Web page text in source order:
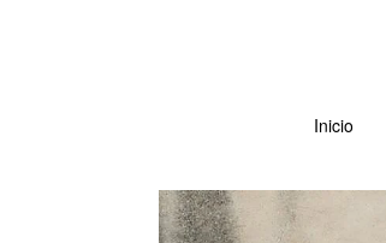
Inicio